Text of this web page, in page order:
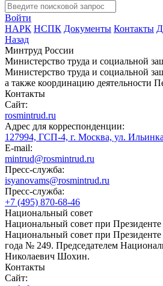
Войти
НАРК НСПК Документы Контакты
Назад
Минтруд России
Министерство труда и социальной
Министерство труда и социальной
а также координацию деятельности
Контакты
Сайт:
rosmintrud.ru
Адрес для корреспонденции:
127994, ГСП-4, г. Москва, ул.
E-mail:
mintrud@rosmintrud.ru
Пресс-служба:
isyanovams@rosmintrud.ru
Пресс-служба:
+7 (495) 870-68-46
Национальный совет
Национальный совет при
Национальный совет при
года № 249. Председателем
Николаевич Шохин.
Контакты
Сайт: